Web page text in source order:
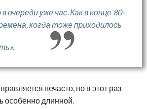
очереди уже час. Как в конце 80-
когда тоже приходилось
нечасто, но в этот раз
особенно длинной.